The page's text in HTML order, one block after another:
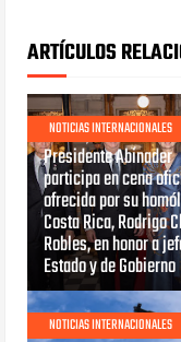
ARTÍCULOS
NOTICIAS INTERNACIONALES
MAY 08, 2026
Presidente Abinader
participa en cena
ofrecida por su
Costa Rica, Rodrigo
Robles, en honor a
Estado y de Gobierno
NOTICIAS INTERNACIONALES